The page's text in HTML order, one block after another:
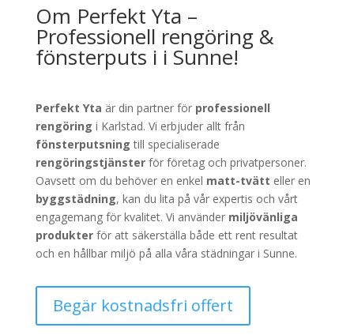
Om Perfekt Yta –
Professionell rengöring &
fönsterputs i i Sunne!
Perfekt Yta är din partner för professionell
rengöring i Karlstad. Vi erbjuder allt från
fönsterputsning till specialiserade
rengöringstjänsterför företag och privatpersoner.
Oavsett om du behöver en enkel matt-tvätt eller en
byggstädning, kan du lita på vår expertis och vårt
engagemang för kvalitet. Vi använder miljövänliga
produkterför att säkerställa både ett rent resultat
och en hållbar miljö på alla våra städningar i Sunne.
Begär kostnadsfri offert